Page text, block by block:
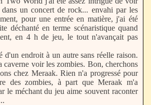
un concert de rock... envahi par les
pour une entrée en matière, j'ai été
déchanté en terme scénaristique quand
en 4 h de jeu, le tout n'avançait pas
d'un endroit à un autre sans réelle raison.
caverne voir les zombies. Bon, cherchons
chez Meraak. Rien n'a progressé pour
des zombies, à part que Meraak m'a
le méchant du jeu aime souvent raconter